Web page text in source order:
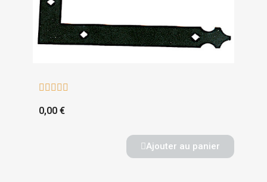
    
0,00 €
Ajouter au panier